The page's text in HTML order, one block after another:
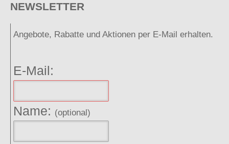
NEWSLETTER
Angebote, Rabatte und Aktionen per E-Mail erhalten.
E-Mail:
Name: (optional)